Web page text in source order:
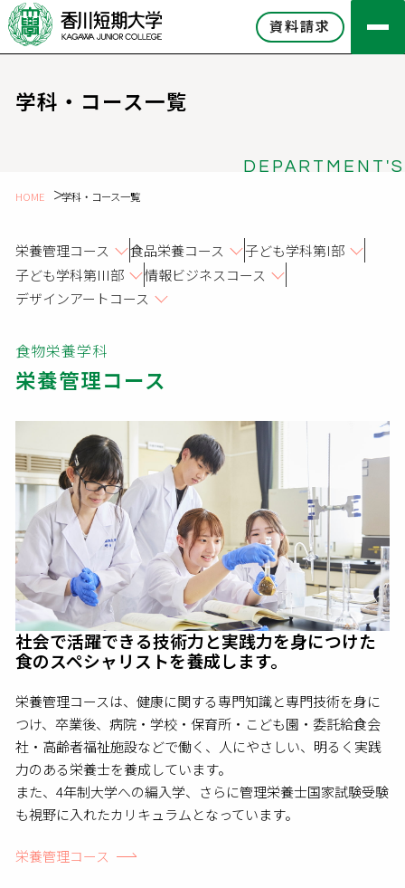
資料請求
学科・コース一覧
DEPARTMENT'S
HOME 学科・コース一覧
栄養管理コース 食品栄養コース
子ども学科第I部
子ども学科第III部
情報ビジネスコース
デザインアートコース
食物栄養学科
栄養管理コース
社会で活躍できる技術力と実践力を身につけた
食のスペシャリストを養成します。
栄養管理コースは、健康に関する専門知識と専門技術を身に
つけ、卒業後、病院・学校・保育所・こども園・委託給食会
社・高齢者福祉施設などで働く、人にやさしい、明るく実践
力のある栄養士を養成しています。
また、4年制大学への編入学、さらに管理栄養士国家試験受験
も視野に入れたカリキュラムとなっています。
栄養管理コース